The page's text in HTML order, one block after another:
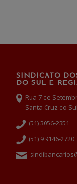
SINDICATO
DO SUL E
Rua 7 de
Santa Cruz do
(51) 3056-2351
(51) 9 9146-2720